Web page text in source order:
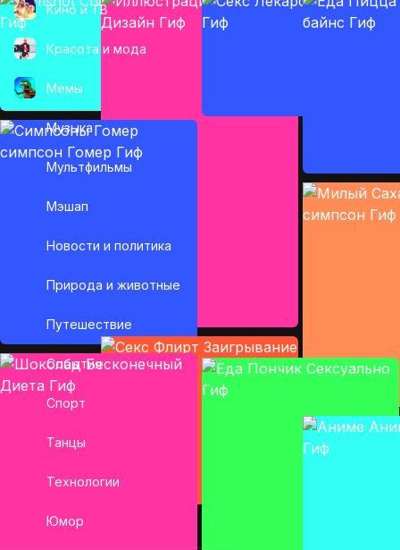
Кино и ТВ
Красота и мода
Мемы
Музыка
Мультфильмы
Мэшап
Новости и политика
Природа и животные
Путешествие
События
Спорт
Танцы
Технологии
Юмор